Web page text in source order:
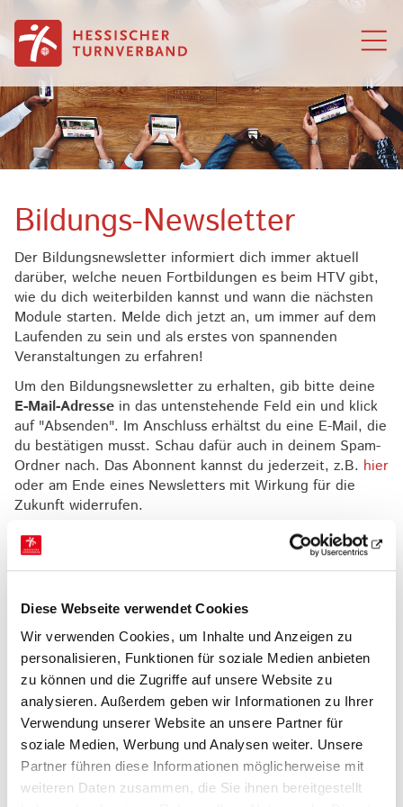
Diese Webseite verwendet Cookies
Wir verwenden Cookies, um Inhalte und Anzeigen zu
personalisieren, Funktionen für soziale Medien anbieten
zu können und die Zugriffe auf unsere Website zu
analysieren. Außerdem geben wir Informationen zu Ihrer
Verwendung unserer Website an unsere Partner für
soziale Medien, Werbung und Analysen weiter. Unsere
Partner führen diese Informationen möglicherweise mit
weiteren Daten zusammen, die Sie ihnen bereitgestellt
Bildungs-Newsletter
Der Bildungsnewsletter informiert dich immer aktuell
darüber, welche neuen Fortbildungen es beim HTV gibt,
wie du dich weiterbilden kannst und wann die nächsten
Module starten. Melde dich jetzt an, um immer auf dem
Laufenden zu sein und als erstes von spannenden
Veranstaltungen zu erfahren!
Um den Bildungsnewsletter zu erhalten, gib bitte deine
E-Mail-Adresse in das untenstehende Feld ein und klick
auf "Absenden". Im Anschluss erhältst du eine E-Mail, die
du bestätigen musst. Schau dafür auch in deinem Spam-
Ordner nach. Das Abonnent kannst du jederzeit, z.B. hier
oder am Ende eines Newsletters mit Wirkung für die
Zukunft widerrufen.
VORNAME
NACHNAME
E-MAIL ADRESSE *
Ich bin damit einverstanden, dass mich der
Betreiber und Herausgeber über ausgewählte Themen
informieren darf. Meine Daten werden ausschließlich zu